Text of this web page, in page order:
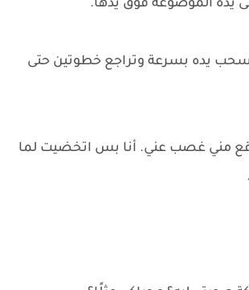
يده الموضوعة فوق يدها.
يده بسرعة وتراجع خطوتين حتى
وقع مني غصب عني. أنا بس اتخضيت لما